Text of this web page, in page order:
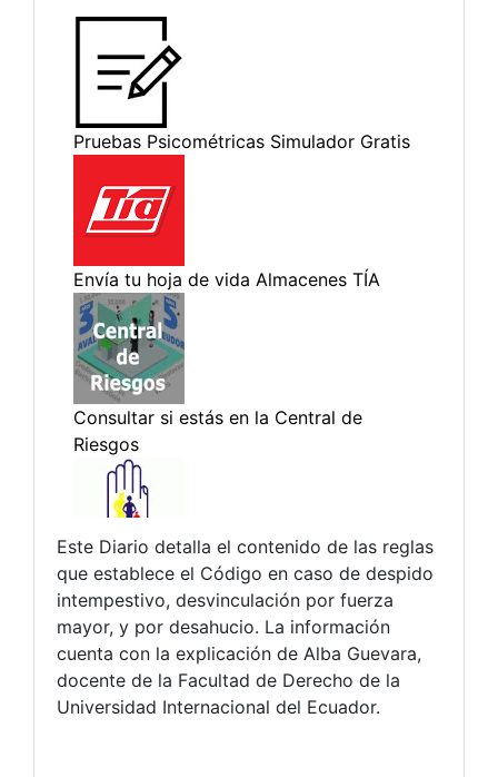
Este Diario detalla el contenido de las reglas
que establece el Código en caso de despido
intempestivo, desvinculación por fuerza
mayor, y por desahucio. La información
cuenta con la explicación de Alba Guevara,
docente de la Facultad de Derecho de la
Universidad Internacional del Ecuador.